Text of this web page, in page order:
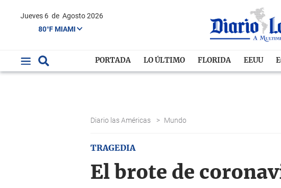
Jueves 6 de Agosto 2026
80°F MIAMI
PORTADA LO ÚLTIMO FLORIDA EEUU
Diario las Américas > Mundo
TRAGEDIA
El brote de